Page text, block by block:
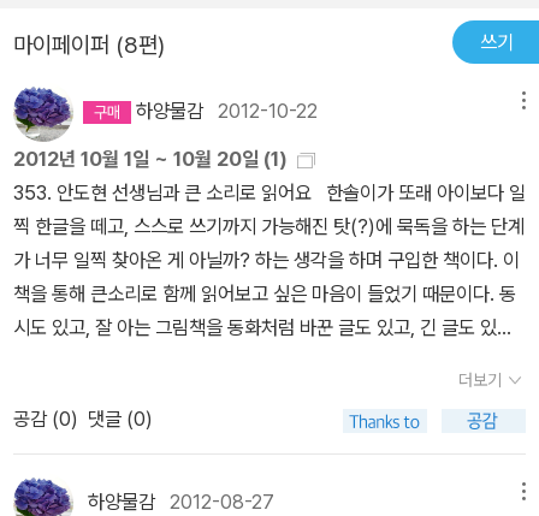
서 내일 반납해야지 하면서 집으로 왔지만 저녁도 제대로 못먹고, 꿈
에 트리케라톱스가 나와서 돌려보내 달라고 한다. 안돌려보내면 잡아
먹는다고 하네.비벌리가 놀라서 잠에서 깨어나고 엄마는 걱정스레이
물어오시고 비벌리는 반납일을 놓친것을 말씀드리고 엄마와 함게 내
일 반납하려 가기로 했어. 반납일이 늦었다고 감옥에 가는 사람은 없
다고 하신다.비벌리가 엄마와 함께 도서관으로 가서 델선생님께 반납
일을 넘겼다고 말씀드리며 책을 드리니, 다음에는 늦지 않도록 하라
고 하시며, 이 책 재미있었지? 하며 물어시더니 이책을 찾은 친구가
있다며 올리버라는 친구를 소개 해주셧어. 이렇게 해서 '어린이 공룡
무척 걱정스러울 것이다.그래서 여러가지 생각과 일들이 벌어지는 심
리를 묘사해 놓았다.아이들을 손을 잡고 도서관에 가서 이 주말에 책
을 한권쯤 빌려와서 읽어보면 좋을 것 같다.
마이페이퍼 (8편) 쓰기
하양물감2012-10-22
2012년 10월 1일 ~ 10월 20일 (1)
353. 안도현 선생님과 큰 소리로 읽어요
한솔이가 또래 아이보다 일
찍 한글을 떼고, 스스로 쓰기까지 가능해진 탓(?)에 묵독을 하는 단계
가 너무 일찍 찾아온 게 아닐까? 하는 생각을 하며 구입한 책이다. 이
책을 통해 큰소리로 함께 읽어보고 싶은 마음이 들었기 때문이다. 동
시도 있고, 잘 아는 그림책을 동화처럼 바꾼 글도 있고, 긴 글도 있다.
던 책인데, 한솔이가 텔레비전을 보다가 공이 나오면 이 책을 꺼내온
다. 쉽게 다가갈 수 있는 책이어서 공에 대한 다양한 시각을 갖게 한
다. 이 책을 읽는 것을 보면 백과사전이 좀 필요한 게 아닐까 하는 생
더보기
공감 (0) 댓글 (0)
하양물감2012-08-27